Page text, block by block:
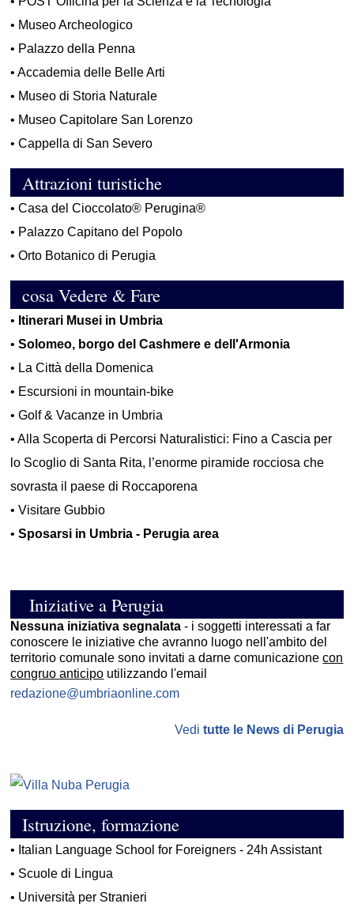
• Museo Archeologico
• Palazzo della Penna
•Accademia delle Belle Arti
• Museo di Storia Naturale
• Museo Capitolare San Lorenzo
•Cappella di San Severo
Attrazioni turistiche
•Casa del Cioccolato® Perugina®
• Palazzo Capitano del Popolo
•Orto Botanico di Perugia
cosa Vedere & Fare
• Itinerari Musei in Umbria
•Solomeo, borgo del Cashmere e dell'Armonia
• La Città della Domenica
• Escursioni in mountain-bike
•Golf & Vacanze in Umbria
•Alla Scoperta di Percorsi Naturalistici: Fino a Cascia per
lo Scoglio di Santa Rita, l’enorme piramide rocciosa che
sovrasta il paese di Roccaporena
•Visitare Gubbio
•Sposarsi in Umbria - Perugia area
Iniziative a Perugia
Nessuna iniziativa segnalata - i soggetti interessati a far
conoscere le iniziative che avranno luogo nell'ambito del
territorio comunale sono invitati a darne comunicazionecon
congruo anticipo utilizzando l'email
redazione@umbriaonline.com
Vedi tutte le News di Perugia
Istruzione, formazione
• Italian Language School for Foreigners - 24h Assistant
• Scuole di Lingua
• Università per Stranieri